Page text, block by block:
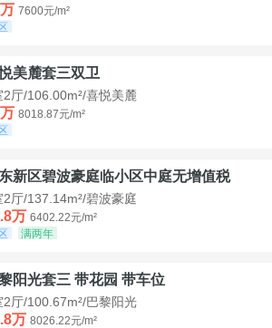
7600元/m²
美麓套三双卫
2厅/106.00m²/喜悦美麓
8018.87元/m²
新区碧波豪庭临小区中庭无增值税
2厅/137.14m²/碧波豪庭
万 6402.22元/m²
满两年
阳光套三 带花园 带车位
2厅/100.67m²/巴黎阳光
万 8026.22元/m²